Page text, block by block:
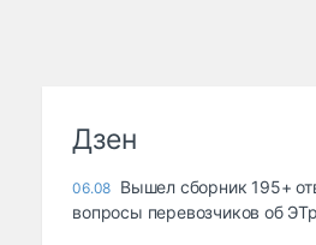
Дзен
06.08 Вышел сборник 195+
вопросы перевозчиков об